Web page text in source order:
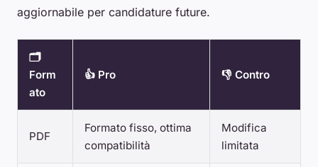
aggiornabile per candidature future.
🗂
Form
ato
👍 Pro 👎 Contro
PDF
Formato fisso, ottima
compatibilità
Modifica
limitata